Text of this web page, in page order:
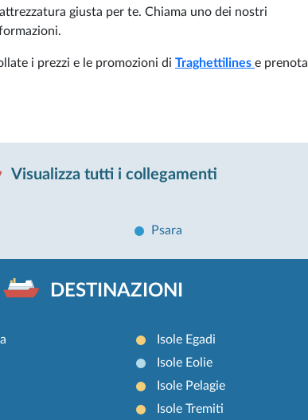
giusta per te. Chiama uno dei nostri
i prezzi e le promozioni di Traghettilines e prenota
Visualizza tutti i collegamenti
Psara
DESTINAZIONI
Isole Egadi
Isole Eolie
Isole Pelagie
Isole Tremiti